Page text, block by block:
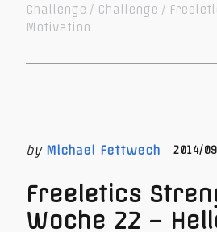
Challenge
Challenge
Motivation
by Michael Fettwech 2014/
Freeletics
Woche 22 –